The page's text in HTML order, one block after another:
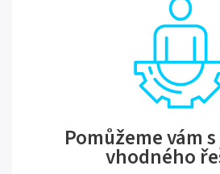
Pomůžeme vám
vhodného